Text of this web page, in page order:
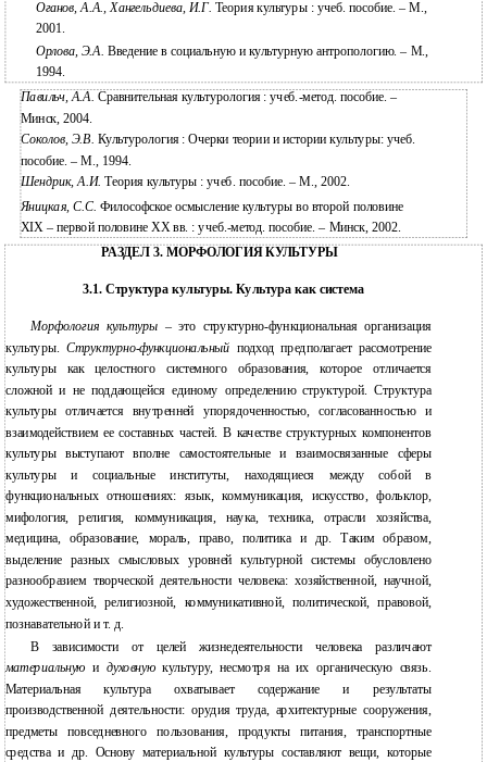
Оганов, А.А., Хангельдиева, И.Г. Теория культуры : учеб. пособие. – М.,
2001.
Орлова, Э.А. Введение в социальную и культурную антропологию. – М.,
1994.
Павильч, А.А. Сравнительная культурология : учеб.-метод. пособие. –
Минск, 2004.
Соколов, Э.В. Культурология : Очерки теории и истории культуры: учеб.
пособие. – М., 1994.
Шендрик, А.И.Теория культуры : учеб. пособие. – М., 2002.
Яницкая, С.С.Философское осмысление культуры во второй половине
ХIХ – первой половине ХХ вв. : учеб.-метод. пособие. – Минск, 2002.
РАЗДЕЛ 3. МОРФОЛОГИЯ КУЛЬТУРЫ
3.1. Структура культуры. Культура как система
Морфология культуры – это структурно-функциональная организация
культуры. Структурно-функциональный подход предполагает рассмотрение
культуры как целостного системного образования, которое отличается
сложной и не поддающейся единому определению структурой. Структура
культуры отличается внутренней упорядоченностью, согласованностью и
взаимодействием ее составных частей. В качестве структурных компонентов
культуры выступают вполне самостоятельные и взаимосвязанные сферы
культуры и социальные институты, находящиеся между собой в
функциональных отношениях: язык, коммуникация, искусство, фольклор,
мифология, религия, коммуникация, наука, техника, отрасли хозяйства,
медицина, образование, мораль, право, политика и др. Таким образом,
выделение разных смысловых уровней культурной системы обусловлено
разнообразием творческой деятельности человека: хозяйственной, научной,
художественной, религиозной, коммуникативной, политической, правовой,
познавательной и т. д.
В зависимости от целей жизнедеятельности человека различают
материальную и духовнуюкультуру, несмотря на их органическую связь.
Материальная культура охватывает содержание и результаты
производственной деятельности: орудия труда, архитектурные сооружения,
предметы повседневного пользования, продукты питания, транспортные
средства и др. Основу материальной культуры составляют вещи, которые